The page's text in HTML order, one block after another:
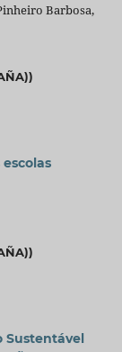
Barbosa,
Sustentável